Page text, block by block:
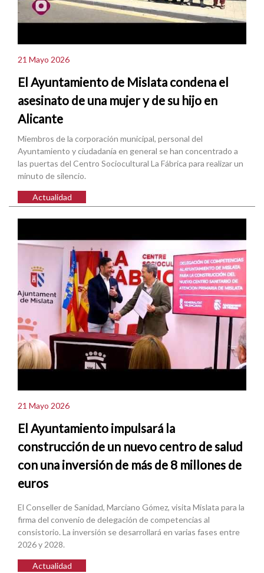
21 Mayo 2026
El Ayuntamiento de Mislata condena el
asesinato de una mujer y de su hijo en
Alicante
Miembros de la corporación municipal, personal del
Ayuntamiento y ciudadanía en general se han concentrado a
las puertas del Centro Sociocultural La Fábrica para realizar un
minuto de silencio.
Actualidad
21 Mayo 2026
El Ayuntamiento impulsará la
construcción de un nuevo centro de salud
con una inversión de más de 8 millones de
euros
El Conseller de Sanidad, Marciano Gómez, visita Mislata para la
firma del convenio de delegación de competencias al
consistorio. La inversión se desarrollará en varias fases entre
2026 y 2028.
Actualidad